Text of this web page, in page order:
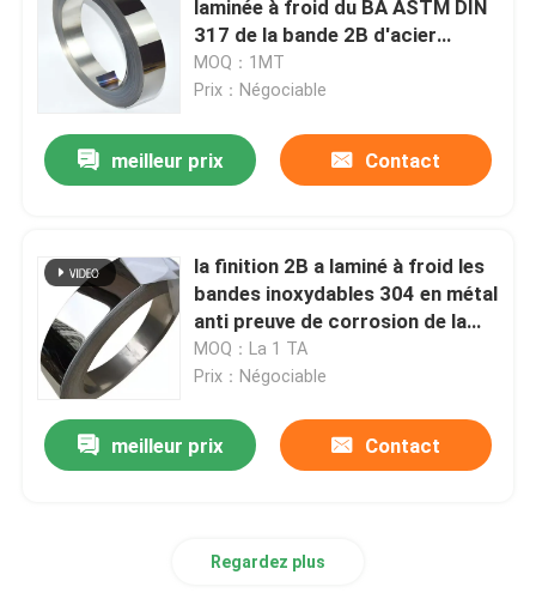
Acier inoxydable Rod rond
Cornière d'acier inoxydable
Profil d'acier inoxydable
Pièces en fer ductile recouvertes de ciment
Plat à carreaux d'acier inoxydable
laminée à froid du BA ASTM DIN
317 de la bande 2B d'acier
inoxydable
MOQ：1MT
Prix：Négociable
meilleur prix Contact
la finition 2B a laminé à froid les
bandes inoxydables 304 en métal
anti preuve de corrosion de la
rouille 316 430
MOQ：La 1 TA
Prix：Négociable
meilleur prix Contact
Regardez plus